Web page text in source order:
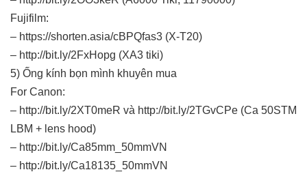
Fujifilm:
– https://shorten.asia/cBPQfas3 (X-T20)
– http://bit.ly/2FxHopg (XA3 tiki)
5) Ống kính bọn mình khuyên mua
For Canon:
– http://bit.ly/2XT0meR và http://bit.ly/2TGvCPe (Ca 50STM
LBM + lens hood)
– http://bit.ly/Ca85mm_50mmVN
– http://bit.ly/Ca18135_50mmVN